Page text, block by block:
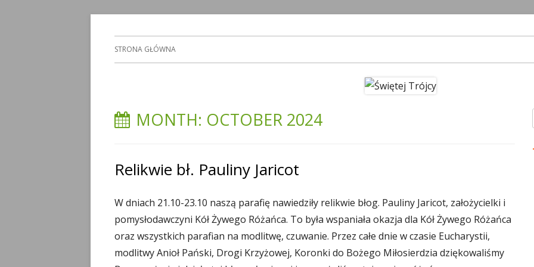
Świętej Trójcy
Primary
STRONA GŁÓWNA
MONTH: OCTOBER 2024
Relikwie bł. Pauliny Jaricot
W dniach 21.10-23.10 naszą parafię nawiedziły relikwie błog. Pauliny Jaricot, założycielki i
pomysłodawczyni Kół Żywego Różańca. To była wspaniała okazja dla Kół Żywego Różańca
oraz wszystkich parafian na modlitwę, czuwanie. Przez całe dnie w czasie Eucharystii,
modlitwy Anioł Pański, Drogi Krzyżowej, Koronki do Bożego Miłosierdzia dziękowaliśmy